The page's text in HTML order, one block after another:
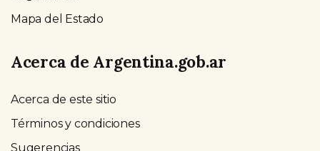
Mapa del Estado
Acerca de Argentina.gob.ar
Acerca de este sitio
Términos y condiciones
Sugerencias